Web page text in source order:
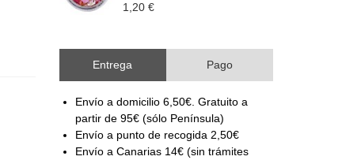
1,20 €
Entrega Pago
Envío a domicilio 6,50€. Gratuito a
partir de 95€ (sólo Península)
Envío a punto de recogida 2,50€
Envío a Canarias 14€ (sin trámites